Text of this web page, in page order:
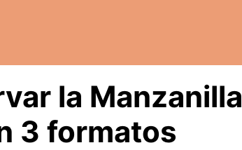
la Manzanilla
3 formatos